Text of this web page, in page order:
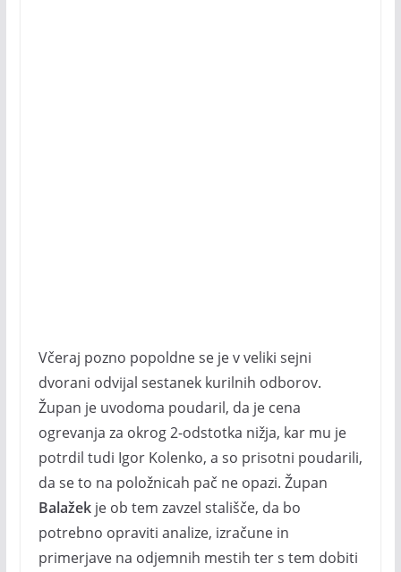
Včeraj pozno popoldne se je v veliki sejni
dvorani odvijal sestanek kurilnih odborov.
Župan je uvodoma poudaril, da je cena
ogrevanja za okrog 2-odstotka nižja, kar mu je
potrdil tudi Igor Kolenko, a so prisotni poudarili,
da se to na položnicah pač ne opazi. Župan
Balažekje ob tem zavzel stališče, da bo
potrebno opraviti analize, izračune in
primerjave na odjemnih mestih ter s tem dobiti